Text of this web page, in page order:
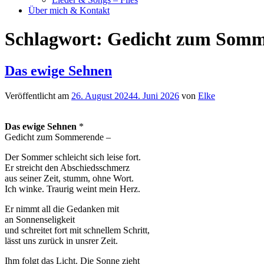
Über mich & Kontakt
Schlagwort: Gedicht zum
Das ewige Sehnen
Veröffentlicht am 26. August 20244. Juni 2026 von Elke
Das ewige Sehnen *
Gedicht zum Sommerende –
Der Sommer schleicht sich leise fort.
Er streicht den Abschiedsschmerz
aus seiner Zeit, stumm, ohne Wort.
Ich winke. Traurig weint mein Herz.
Er nimmt all die Gedanken mit
an Sonnenseligkeit
und schreitet fort mit schnellem Schritt,
lässt uns zurück in unsrer Zeit.
Ihm folgt das Licht. Die Sonne zieht